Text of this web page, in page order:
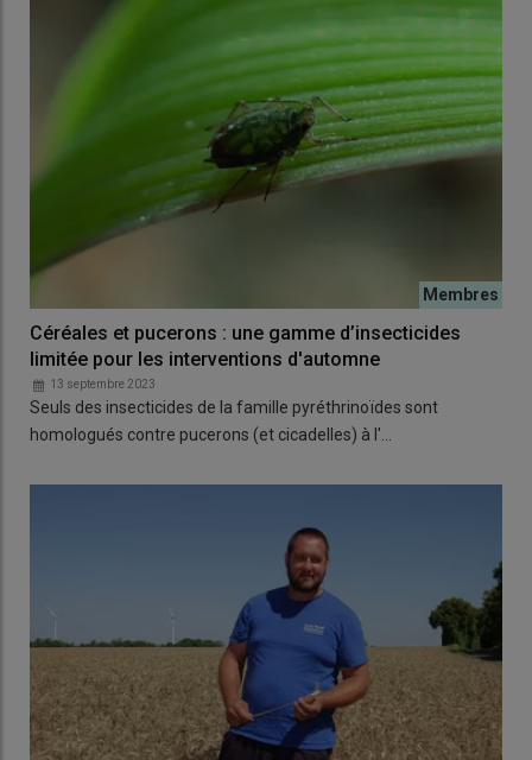
Céréales et pucerons : une gamme d’insecticides
limitée pour les interventions d'automne
13 septembre 2023
Seuls des insecticides de la famille pyréthrinoïdes sont
homologués contre pucerons (et cicadelles) à l'…